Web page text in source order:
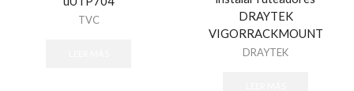
TVC
DRAYTEK
VIGORRACKMOUNT
DRAYTEK